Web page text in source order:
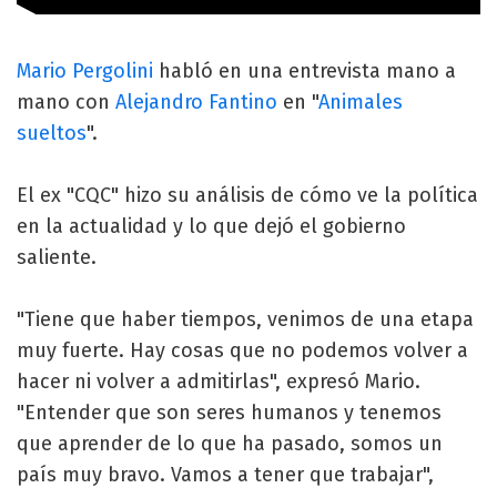
Mario Pergolini habló en una entrevista mano a
mano con Alejandro Fantino en "Animales
sueltos".
El ex "CQC" hizo su análisis de cómo ve la política
en la actualidad y lo que dejó el gobierno
saliente.
"Tiene que haber tiempos, venimos de una etapa
muy fuerte. Hay cosas que no podemos volver a
hacer ni volver a admitirlas", expresó Mario.
"Entender que son seres humanos y tenemos
que aprender de lo que ha pasado, somos un
país muy bravo. Vamos a tener que trabajar",